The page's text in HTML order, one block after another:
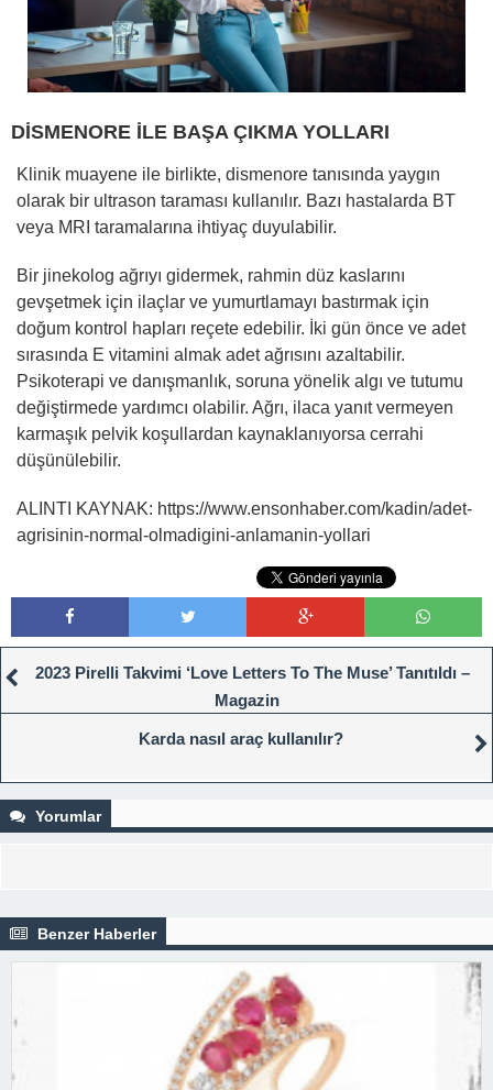
DİSMENORE İLE BAŞA ÇIKMA YOLLARI
Klinik muayene ile birlikte, dismenore tanısında yaygın
olarak bir ultrason taraması kullanılır. Bazı hastalarda BT
veya MRI taramalarına ihtiyaç duyulabilir.
Bir jinekolog ağrıyı gidermek, rahmin düz kaslarını
gevşetmek için ilaçlar ve yumurtlamayı bastırmak için
doğum kontrol hapları reçete edebilir. İki gün önce ve adet
sırasında E vitamini almak adet ağrısını azaltabilir.
Psikoterapi ve danışmanlık, soruna yönelik algı ve tutumu
değiştirmede yardımcı olabilir. Ağrı, ilaca yanıt vermeyen
karmaşık pelvik koşullardan kaynaklanıyorsa cerrahi
düşünülebilir.
ALINTI KAYNAK: https://www.ensonhaber.com/kadin/adet-
agrisinin-normal-olmadigini-anlamanin-yollari
2023 Pirelli Takvimi ‘Love Letters To The Muse’ Tanıtıldı –
Magazin
Karda nasıl araç kullanılır?
Yorumlar
Benzer Haberler